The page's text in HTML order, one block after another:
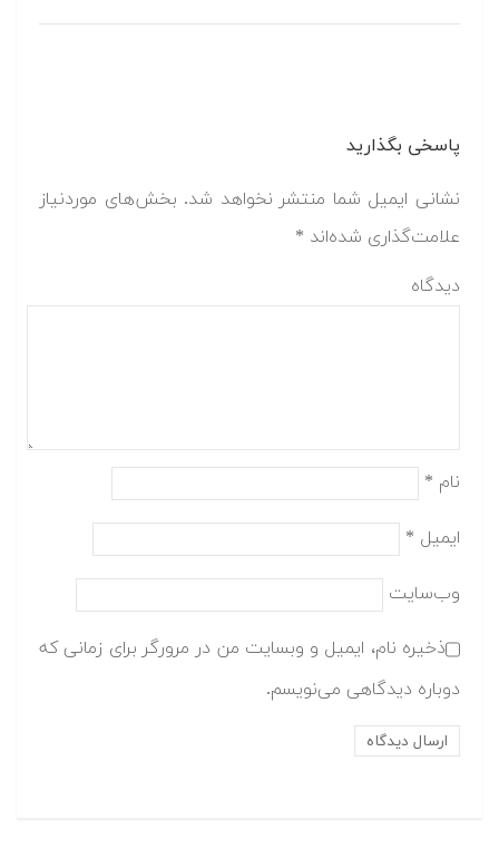
پاسخی بگذارید
نشانی ایمیل شما منتشر نخواهد شد. بخش‌های موردنیاز
علامت‌گذاری شده‌اند *
دیدگاه
نام *
ایمیل *
وب‌سایت
ذخیره نام، ایمیل و وبسایت من در مرورگر برای زمانی که
دوباره دیدگاهی می‌نویسم.